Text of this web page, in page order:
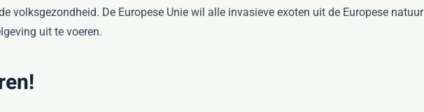
volksgezondheid. De Europese Unie wil alle invasieve exoten uit de Europese natuur
uit te voeren.